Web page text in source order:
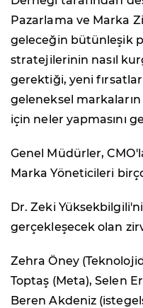
Pazarlama ve Marka
geleceğin bütünleşik
stratejilerinin nasıl
gerektiği, yeni
geleneksel
için neler yapmasını
Genel Müdürler,
Marka Yöneticileri
Dr. Zeki
gerçekleşecek olan
Zehra Öney
Toptaş (Meta), Selen
Beren Akdeniz